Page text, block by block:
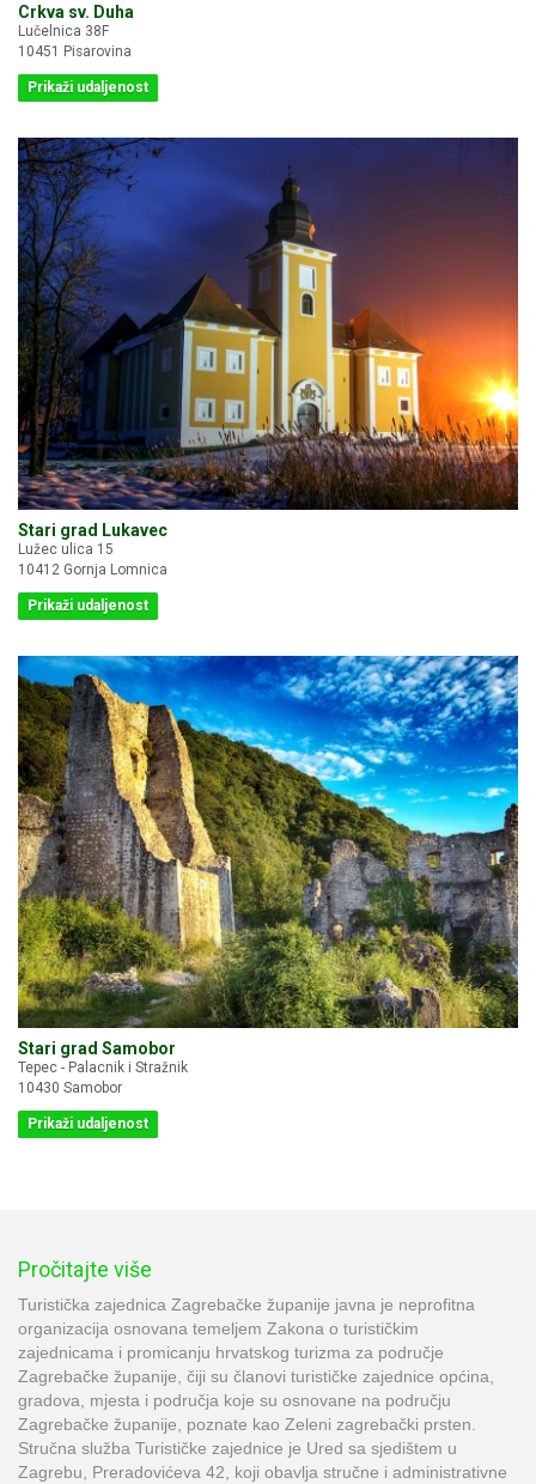
Crkva sv. Duha
Lučelnica 38F
10451 Pisarovina
Prikaži udaljenost
Stari grad Lukavec
Lužec ulica 15
10412 Gornja Lomnica
Prikaži udaljenost
Stari grad Samobor
Tepec - Palacnik i Stražnik
10430 Samobor
Prikaži udaljenost
Pročitajte više
Turistička zajednica Zagrebačke županije javna je neprofitna
organizacija osnovana temeljem Zakona o turističkim
zajednicama i promicanju hrvatskog turizma za područje
Zagrebačke županije, čiji su članovi turističke zajednice općina,
gradova, mjesta i područja koje su osnovane na području
Zagrebačke županije, poznate kao Zeleni zagrebački prsten.
Stručna služba Turističke zajednice je Ured sa sjedištem u
Zagrebu, Preradovićeva 42, koji obavlja stručne i administrativne